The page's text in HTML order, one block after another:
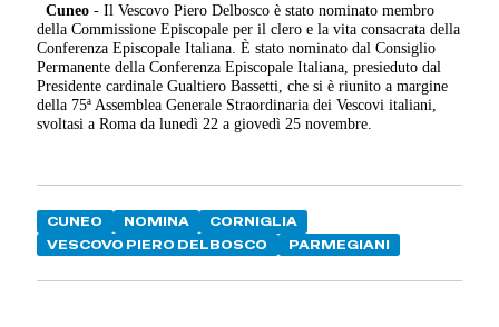
Cuneo - Il Vescovo Piero Delbosco è stato nominato membro
della Commissione Episcopale per il clero e la vita consacrata della
Conferenza Episcopale Italiana. È stato nominato dal Consiglio
Permanente della Conferenza Episcopale Italiana, presieduto dal
Presidente cardinale Gualtiero Bassetti, che si è riunito a margine
della 75ª Assemblea Generale Straordinaria dei Vescovi italiani,
svoltasi a Roma da lunedì 22 a giovedì 25 novembre.
CUNEO NOMINA
CORNIGLIA
VESCOVO PIERO DELBOSCO
PARMEGIANI